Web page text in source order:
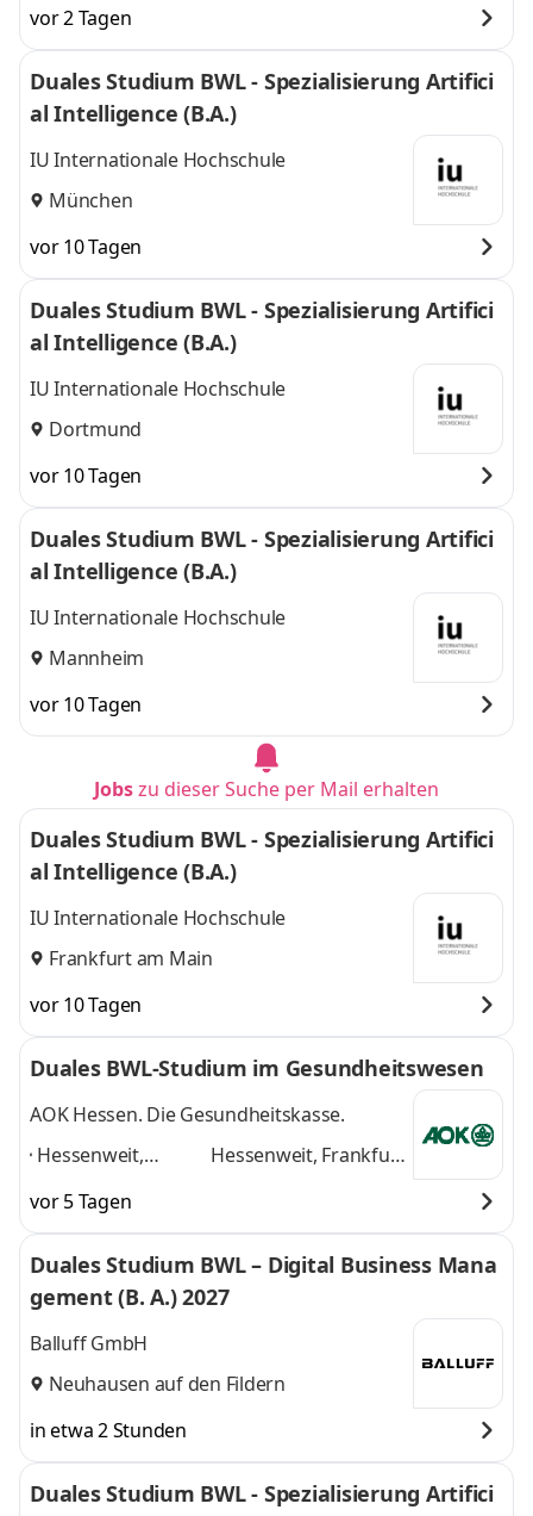
vor 2 Tagen
Duales Studium BWL - Spezialisierung Artifici
al Intelligence (B.A.)
IU Internationale Hochschule
München
vor 10 Tagen
Duales Studium BWL - Spezialisierung Artifici
al Intelligence (B.A.)
IU Internationale Hochschule
Dortmund
vor 10 Tagen
Duales Studium BWL - Spezialisierung Artifici
al Intelligence (B.A.)
IU Internationale Hochschule
Mannheim
vor 10 Tagen
Jobszu dieser Suche per Mail erhalten
Duales Studium BWL - Spezialisierung Artifici
al Intelligence (B.A.)
IU Internationale Hochschule
Frankfurt am Main
vor 10 Tagen
Duales BWL-Studium im Gesundheitswesen
AOK Hessen. Die Gesundheitskasse.
Hessenweit,
Darmstadt, Kassel,
Gießen, Dieburg,
Hanau, Wiesbaden,
Marburg,
Hessenweit, Frankfurt
Dieburg, Hanau,
Wiesbaden, Marburg
und 6 weitere
vor 5 Tagen
Duales Studium BWL – Digital Business Mana
gement (B. A.) 2027
Balluff GmbH
Neuhausen auf den Fildern
in etwa 2 Stunden
Duales Studium BWL - Spezialisierung Artifici